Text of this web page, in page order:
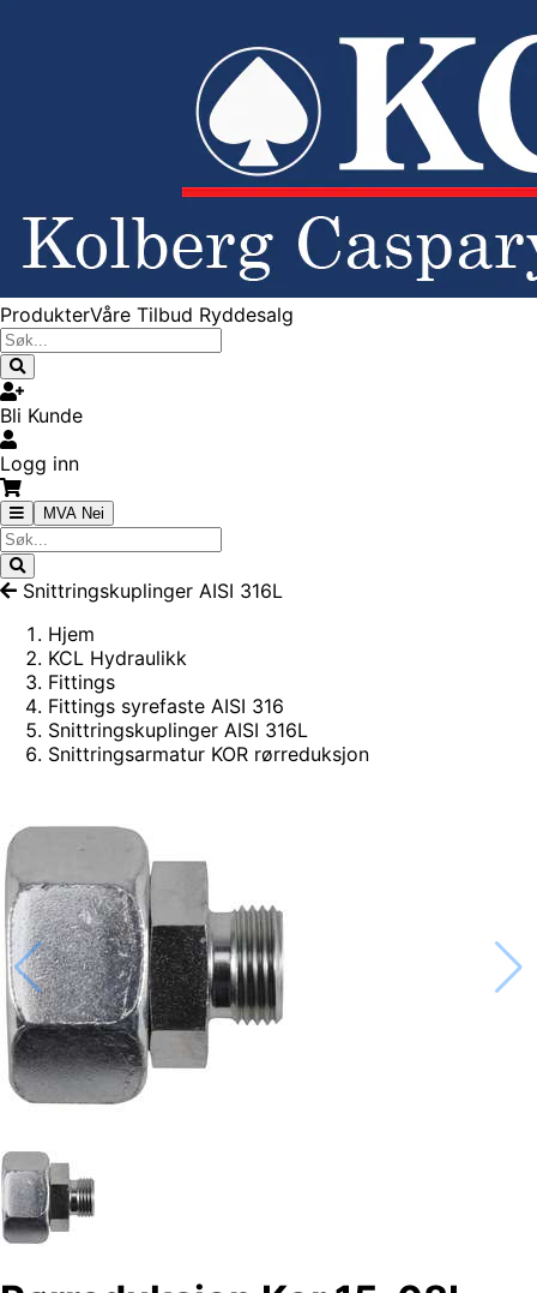
ProdukterVåre Tilbud Ryddesalg
Bli Kunde
Logg inn
MVA Nei
Snittringskuplinger AISI 316L
Hjem
KCL Hydraulikk
Fittings
Fittings syrefaste AISI 316
Snittringskuplinger AISI 316L
Snittringsarmatur KOR rørreduksjon